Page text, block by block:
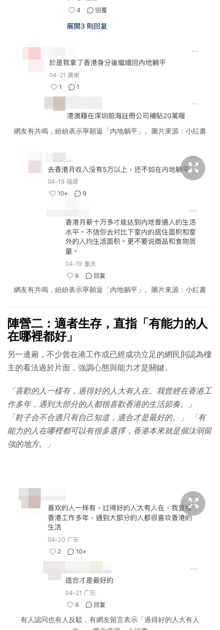
網友有共鳴，紛紛表示寧願返「內地躺平」。圖片來源：小紅書
網友有共鳴，紛紛表示寧願返「內地躺平」。圖片來源：小紅書
陣營二：適者生存，直指「有能力的人
在哪裡都好」
另一邊廂，不少曾在港工作或已經成功立足的網民則認為樓
主的看法過於片面，強調心態與能力才是關鍵。
「喜歡的人一樣有，過得好的人大有人在。我曾經在香港工
作多年，遇到大部分的人都很喜歡香港的生活節奏。」
「鞋子合不合適只有自己知道，適合才是最好的。」
「有
能力的人在哪裡都可以有很多選擇，香港本來就是個汰弱留
強的地方。」
有人認同也有人反駁，有網友留言表示「過得好的人大有人